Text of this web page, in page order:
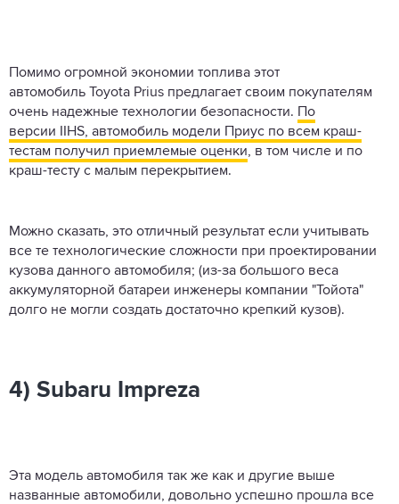
Помимо огромной экономии топлива этот
автомобиль Toyota Prius предлагает своим покупателям
очень надежные технологии безопасности.
По
версии IIHS, автомобиль модели Приус по всем краш-
тестам получил приемлемые оценки, в том числе и по
краш-тесту с малым перекрытием.
Можно сказать, это отличный результат если учитывать
все те технологические сложности при проектировании
кузова данного автомобиля; (из-за большого веса
аккумуляторной батареи инженеры компании "Тойота"
долго не могли создать достаточно крепкий кузов).
4) Subaru Impreza
Эта модель автомобиля так же как и другие выше
названные автомобили, довольно успешно прошла все